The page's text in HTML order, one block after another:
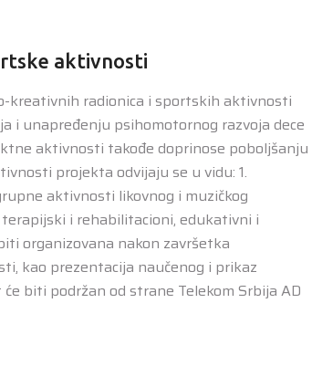
aktivnosti
kreativnih radionica i sportskih aktivnosti
i unapređenju psihomotornog razvoja dece
aktivnosti takođe doprinose poboljšanju
projekta odvijaju se u vidu: 1.
aktivnosti likovnog i muzičkog
i rehabilitacioni, edukativni i
organizovana nakon završetka
kao prezentacija naučenog i prikaz
biti podržan od strane Telekom Srbija AD